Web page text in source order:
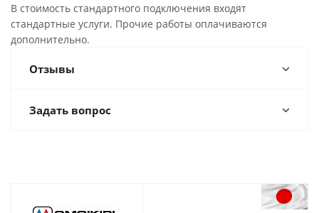
В стоимость стандартного подключения входят
стандартные услуги. Прочие работы оплачиваются
дополнительно.
Отзывы
Задать вопрос